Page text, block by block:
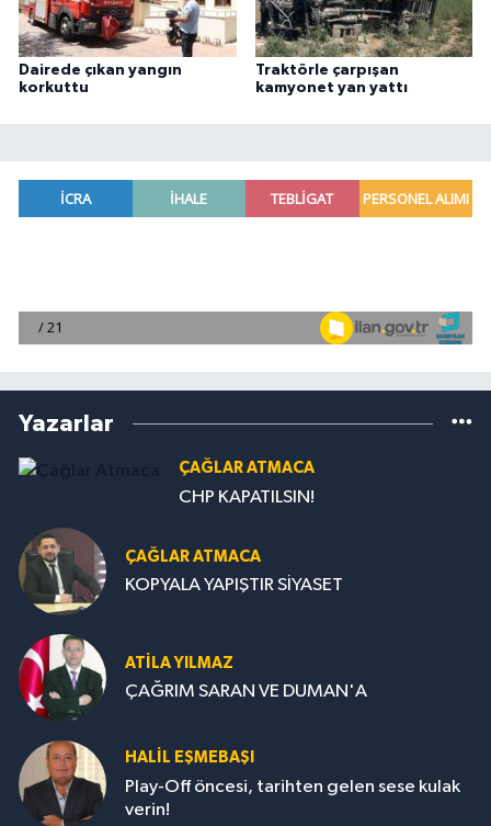
Dairede çıkan yangın
korkuttu
Traktörle çarpışan
kamyonet yan yattı
Yazarlar
ÇAĞLAR ATMACA
CHP KAPATILSIN!
ÇAĞLAR ATMACA
KOPYALA YAPIŞTIR SİYASET
ATILA YILMAZ
ÇAĞRIM SARAN VE DUMAN'A
HALIL EŞMEBAŞI
Play-Off öncesi, tarihten gelen sese kulak
verin!